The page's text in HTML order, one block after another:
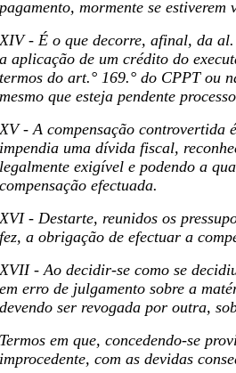
pagamento, mormente se
XIV - É o que decorre, afinal, da
a aplicação de um crédito do
termos do art.° 169.° do CPPT ou
mesmo que esteja pendente
XV - A compensação controvertida
impendia uma dívida fiscal,
legalmente exigível e podendo a
compensação efectuada.
XVI - Destarte, reunidos os
fez, a obrigação de efectuar a
XVII - Ao decidir-se como se
em erro de julgamento sobre a
devendo ser revogada por outra,
Termos em que, concedendo-se
improcedente, com as devidas